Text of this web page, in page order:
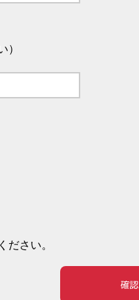
）
ださい。
確認